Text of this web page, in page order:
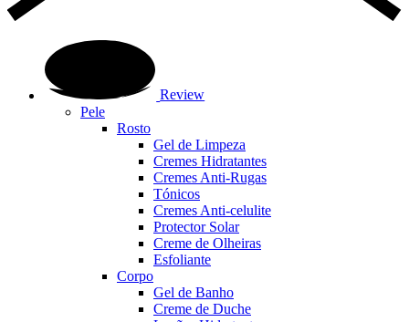
Review
Pele
Rosto
Gel de Limpeza
Cremes Hidratantes
Cremes Anti-Rugas
Tónicos
Cremes Anti-celulite
Protector Solar
Creme de Olheiras
Esfoliante
Corpo
Gel de Banho
Creme de Duche